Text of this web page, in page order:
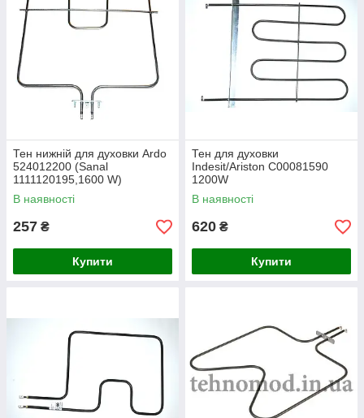
Тен нижній для духовки Ardo
524012200 (Sanal
1111120195,1600 W)
В наявності
257 ₴
Купити
Тен для духовки
Indesit/Ariston C00081590
1200W
В наявності
620 ₴
Купити